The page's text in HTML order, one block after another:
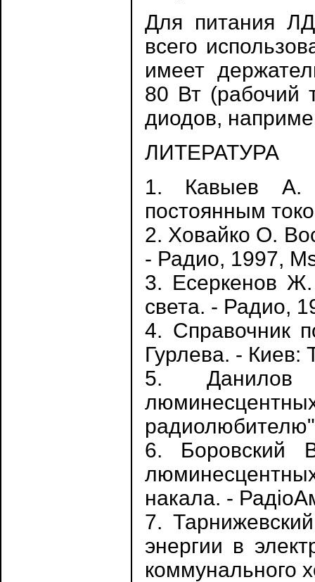
Для питания
всего
имеет
80 Вт (рабочий
диодов,
ЛИТЕРАТУРА
1. Кавыев А.
постоянным
2. Ховайко О.
- Радио, 1997,
3. Есеркенов
света. - Радио,
4. Справочник
Гурлева. - Киев:
5. Данилов
6. Боровский
накала. -
7.
энергии в
коммунального